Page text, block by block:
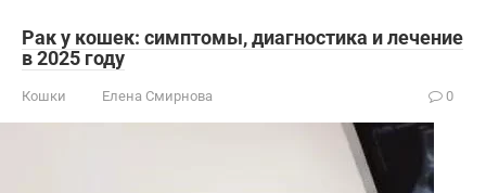
Рак у кошек: симптомы, диагностика и лечение
в 2025 году
Кошки Елена Смирнова 0